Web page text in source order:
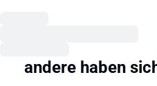
andere haben